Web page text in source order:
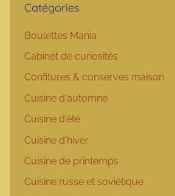
Catégories
Boulettes Mania
Cabinet de curiosités
Confitures & conserves maison
Cuisine d'automne
Cuisine d'été
Cuisine d'hiver
Cuisine de printemps
Cuisine russe et soviétique